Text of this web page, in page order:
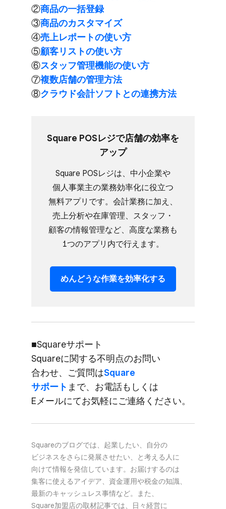
②商品の​一括登録
③商品の​カスタマイズ
④売上レポートの​使い方
⑤顧客リストの​使い方
⑥スタッフ管理機能の​使い方
⑦複数店舗の​管理方​法
⑧クラウド会計ソフトとの​連携方​法
Square POSレジで​店舗の​効率を​
アップ
Square POSレジは、​中小企業や​
個人事業主の​業務効率化に​役立つ​
無料アプリです。​会計業務に​加え、​
売上分析や​在庫管理、​スタッフ・
顧客の​情報管理など、​高度な​業務も​
1つの​アプリ内で​行えます。
めんどうな​作業を​効率化する
■Squareサポート
Squareに​関する​不明点の​お問い​
合わせ、​ご質問は​Square
サポート まで、​お電話も​しくは​
Eメールにてお気軽に​ご連絡ください。
Squareの​ブログでは、​起業したい、​自分の​
ビジネスを​さらに​発展させたい、と​考える​人に​
向けて​情報を​発信しています。​お届けするのは​
集客に​使える​アイデア、​資金運用や​税金の​知識、​
最新の​キャッシュレス事情など。​また、​
Square加盟店の​取材記事では、​日々​経営に​